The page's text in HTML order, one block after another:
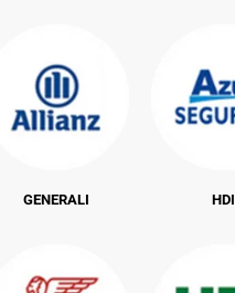
GENERALI HDI